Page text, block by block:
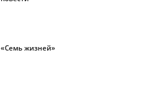
«Семь жизней»